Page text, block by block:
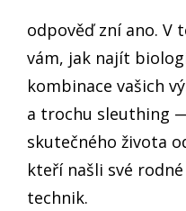
odpověď zní ano. V
vám, jak najít
kombinace vašich
a trochu sleuthing
skutečného života
kteří našli své
technik.